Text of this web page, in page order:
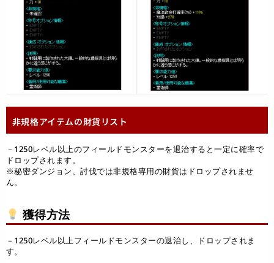
非規格アイテムの財貨リスト
－1250レベル以上のフィールドモンスターを退治すると一定に確率で
ドロップされます。
※秘密ダンジョン、討伐では非規格専用の財貨はドロップされませ
ん。
獲得方法
－1250レベル以上フィールドモンスターの退治し、ドロップされま
す。